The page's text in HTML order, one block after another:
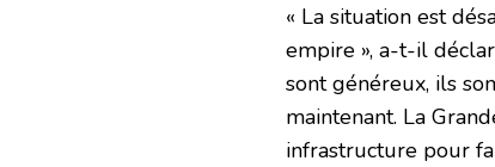
« La situation est
empire », a-t-il
sont généreux, ils
maintenant. La
infrastructure pour